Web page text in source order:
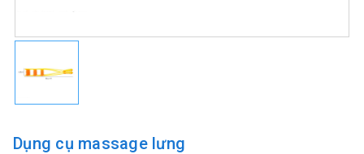
Dụng cụ massage lưng